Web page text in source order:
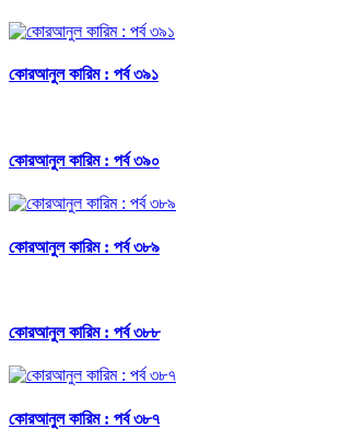
কোরআনুল কারিম : পর্ব ৩৯১
কোরআনুল কারিম : পর্ব ৩৯০
কোরআনুল কারিম : পর্ব ৩৮৯
কোরআনুল কারিম : পর্ব ৩৮৮
কোরআনুল কারিম : পর্ব ৩৮৭